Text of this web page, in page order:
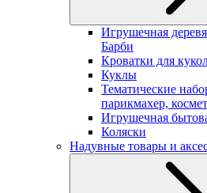
Игрушечная
Барби
Кроватки для
Куклы
Тематические
парикмахер,
Игрушечная
Коляски
Надувные товары и